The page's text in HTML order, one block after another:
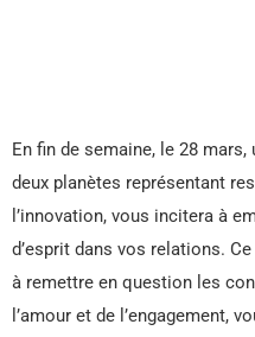
En fin de semaine, le 28
deux planètes représentant
l’innovation, vous incitera à
d’esprit dans vos relations.
à remettre en question les
l’amour et de l’engagement,